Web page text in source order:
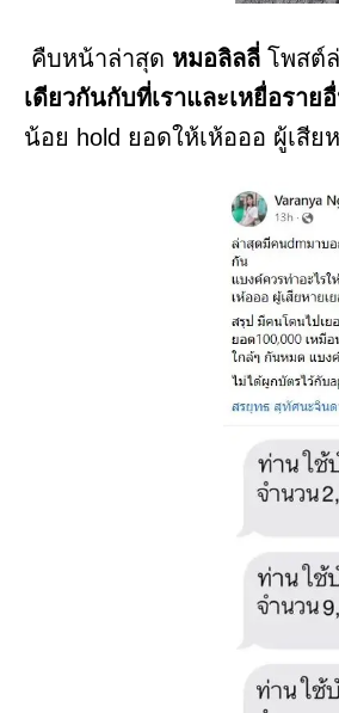
คืบหน้าล่าสุด หมอลิลลี่ โพสต์
เดียวกันกับที่เราและเหยื่อราย
น้อย hold ยอดให้เห้อออ ผู้เสีย